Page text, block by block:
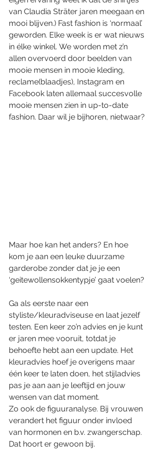
van Claudia Sträter jaren meegaan en
mooi blijven.) Fast fashion is ‘normaal’
geworden. Elke week is er wat nieuws
in élke winkel. We worden met z’n
allen overvoerd door beelden van
mooie mensen in mooie kleding,
reclame(blaadjes), Instagram en
Facebook laten allemaal succesvolle
mooie mensen zien in up-to-date
fashion. Daar wil je bijhoren, nietwaar?
Maar hoe kan het anders? En hoe
kom je aan een leuke duurzame
garderobe zonder dat je je een
‘geitewollensokkentypje’ gaat voelen?
Ga als eerste naar een
styliste/kleuradviseuse en laat jezelf
testen. Een keer zo’n advies en je kunt
er jaren mee vooruit, totdat je
behoefte hebt aan een update. Het
kleuradvies hoef je overigens maar
één keer te laten doen, het stijladvies
pas je aan aan je leeftijd en jouw
wensen van dat moment.
Zo ook de figuuranalyse. Bij vrouwen
verandert het figuur onder invloed
van hormonen en b.v. zwangerschap.
Dat hoort er gewoon bij.